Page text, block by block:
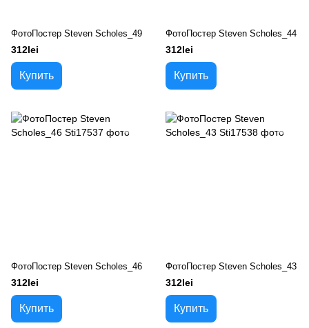
ФотоПостер Steven Scholes_49
312lei
Купить
ФотоПостер Steven Scholes_44
312lei
Купить
ФотоПостер Steven Scholes_46
312lei
Купить
ФотоПостер Steven Scholes_43
312lei
Купить